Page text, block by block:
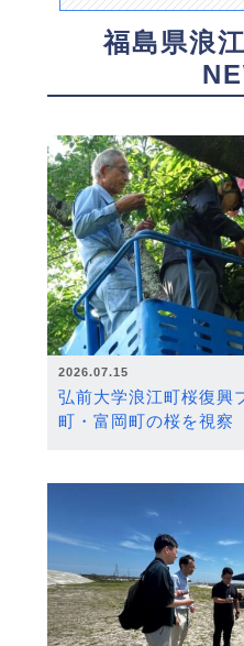
福島県浪
2026.07.15
弘前大学浪江町桜復
町・富岡町の桜を視察